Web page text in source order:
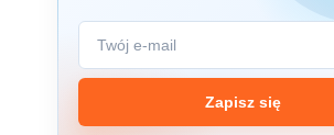
Zapisz się